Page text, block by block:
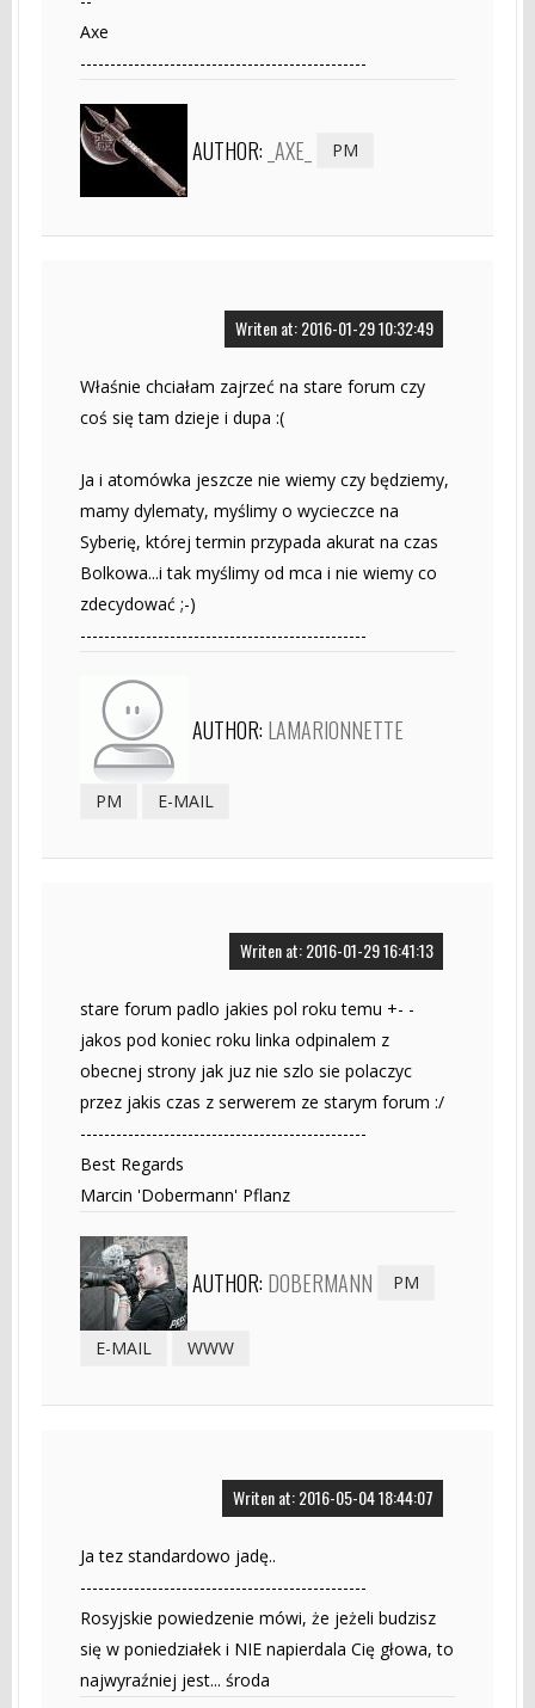
Axe
------------------------------------------------
AUTHOR: _AXE_ PM
Writen at: 2016-01-29 10:32:49
Właśnie chciałam zajrzeć na stare forum czy
coś się tam dzieje i dupa :(
Ja i atomówka jeszcze nie wiemy czy będziemy,
mamy dylematy, myślimy o wycieczce na
Syberię, której termin przypada akurat na czas
Bolkowa...i tak myślimy od mca i nie wiemy co
zdecydować ;-)
------------------------------------------------
AUTHOR: LAMARIONNETTE
PM E-MAIL
Writen at: 2016-01-29 16:41:13
stare forum padlo jakies pol roku temu +- -
jakos pod koniec roku linka odpinalem z
obecnej strony jak juz nie szlo sie polaczyc
przez jakis czas z serwerem ze starym forum :/
------------------------------------------------
Best Regards
Marcin 'Dobermann' Pflanz
AUTHOR: DOBERMANN PM
E-MAIL WWW
Writen at: 2016-05-04 18:44:07
Ja tez standardowo jadę..
------------------------------------------------
Rosyjskie powiedzenie mówi, że jeżeli budzisz
się w poniedziałek i NIE napierdala Cię głowa, to
najwyraźniej jest... środa